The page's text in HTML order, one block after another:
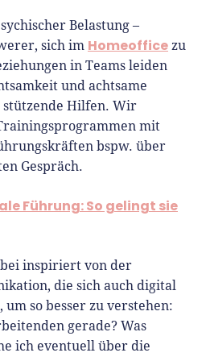
Belastung –
sich im Homeoffice zu
in Teams leiden
und achtsame
Hilfen. Wir
mit
bspw. über
Gespräch.
Führung: So gelingt sie
inspiriert von der
die sich auch digital
um so besser zu verstehen:
gerade? Was
ich eventuell über die